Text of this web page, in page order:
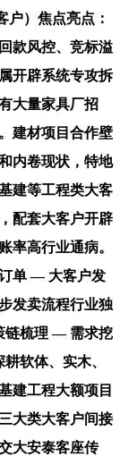
户）焦点亮点：
款风控、竞标溢
开辟系统专攻拆
大量家具厂招
建材项目合作壁
内卷现状，特地
建等工程类大客
配套大客户开辟
率高行业通病。
单 — 大客户发
发卖流程行业独
链梳理 — 需求挖
软体、实木、
建工程大额项目
大类大客户间接
大安泰客座传